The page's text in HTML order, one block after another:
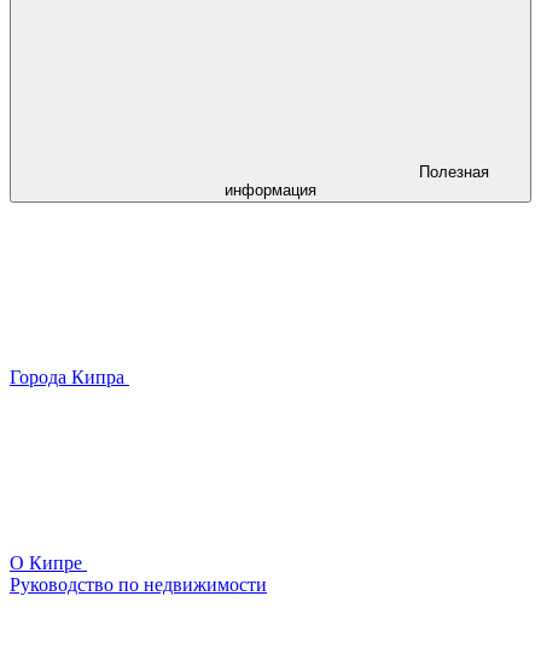
Полезная
информация
Города Кипра
О Кипре
Руководство по недвижимости